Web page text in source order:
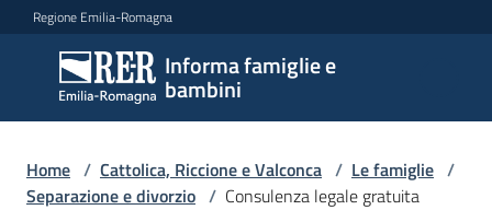
Vai al contenuto
Vai alla navigazione
Vai al footer
Regione Emilia-Romagna
Informa famiglie e
bambini
Informa
famiglie
e
bambini
Home / Cattolica, Riccione e Valconca / Le famiglie /
Separazione e divorzio / Consulenza legale gratuita